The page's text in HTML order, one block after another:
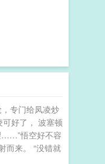
，专门给凤凌炒
好了， 波塞顿
……”悟空好不容
而来。 “没错就